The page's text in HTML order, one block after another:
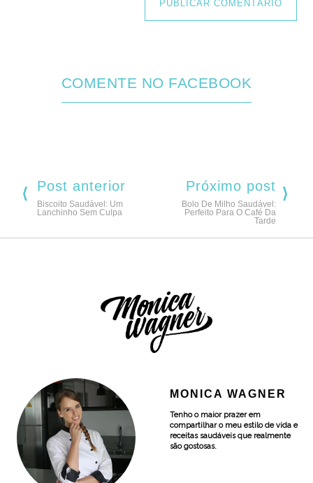
COMENTE NO FACEBOOK
Post anterior
Biscoito Saudável: Um
Lanchinho Sem Culpa
Próximo post
Bolo De Milho Saudável:
Perfeito Para O Café Da
Tarde
MONICA WAGNER
Tenho o maior prazer em
compartilhar o meu estilo de vida e
receitas saudáveis que realmente
são gostosas.